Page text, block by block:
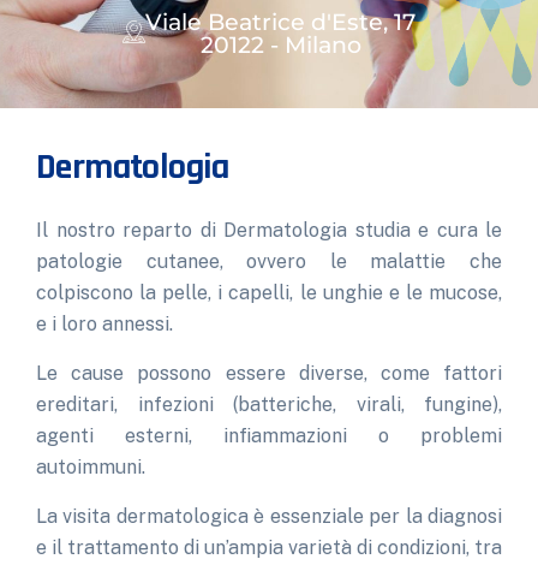
Viale Beatrice d'Este, 17
20122 - Milano
Dermatologia
Il nostro reparto di Dermatologia studia e cura le
patologie cutanee, ovvero le malattie che
colpiscono la pelle, i capelli, le unghie e le mucose,
e i loro annessi.
Le cause possono essere diverse, come fattori
ereditari, infezioni (batteriche, virali, fungine),
agenti esterni, infiammazioni o problemi
autoimmuni.
La visita dermatologica è essenziale per la diagnosi
e il trattamento di un’ampia varietà di condizioni, tra